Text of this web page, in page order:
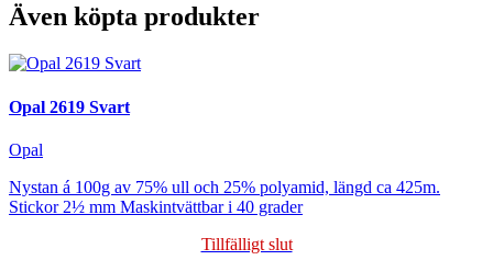
Även köpta produkter
Opal 2619 Svart
Opal
Nystan á 100g av 75% ull och 25% polyamid, längd ca 425m.
Stickor 2½ mm Maskintvättbar i 40 grader
Tillfälligt slut